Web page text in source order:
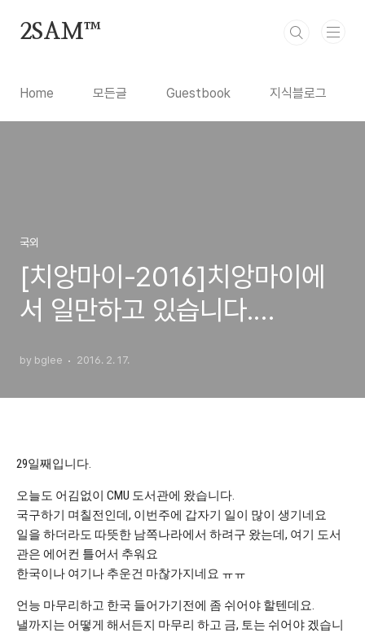
2SAM™
Home 모든글 Guestbook 지식블로그
국외
[치앙마이-2016]치앙마이에
서 일만하고 있습니다.
by bglee 2016. 2. 17.
29일째입니다.
오늘도 어김없이 CMU 도서관에 왔습니다.
국구하기 며칠전인데, 이번주에 갑자기 일이 많이 생기네요
일을 하더라도 따뜻한 남쪽나라에서 하려구 왔는데, 여기 도서
관은 에어컨 틀어서 추워요
한국이나 여기나 추운건 마찮가지네요 ㅠㅠ
언능 마무리하고 한국 들어가기전에 좀 쉬어야 할텐데요.
낼까지는 어떻게 해서든지 마무리 하고 금, 토는 쉬어야 겠습니